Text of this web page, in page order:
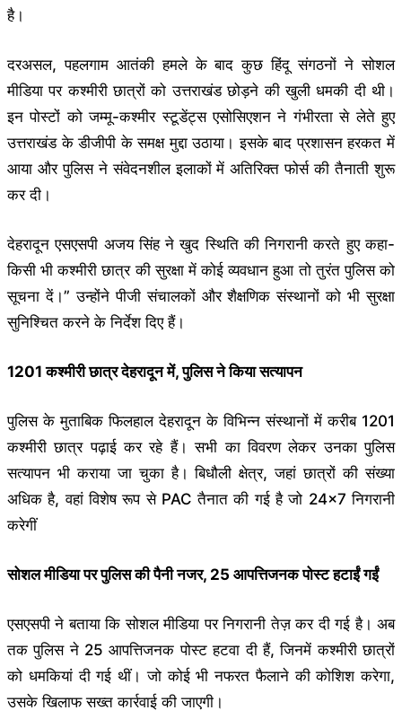
है।
दरअसल, पहलगाम आतंकी हमले के बाद कुछ हिंदू संगठनों ने सोशल
मीडिया पर कश्मीरी छात्रों को उत्तराखंड छोड़ने की खुली धमकी दी थी।
इन पोस्टों को जम्मू-कश्मीर स्टूडेंट्स एसोसिएशन ने गंभीरता से लेते हुए
उत्तराखंड के डीजीपी के समक्ष मुद्दा उठाया। इसके बाद प्रशासन हरकत में
आया और पुलिस ने संवेदनशील इलाकों में अतिरिक्त फोर्स की तैनाती शुरू
कर दी।
देहरादून एसएसपी अजय सिंह ने खुद स्थिति की निगरानी करते हुए कहा-
किसी भी कश्मीरी छात्र की सुरक्षा में कोई व्यवधान हुआ तो तुरंत पुलिस को
सूचना दें।” उन्होंने पीजी संचालकों और शैक्षणिक संस्थानों को भी सुरक्षा
सुनिश्चित करने के निर्देश दिए हैं।
1201 कश्मीरी छात्र देहरादून में, पुलिस ने किया सत्यापन
पुलिस के मुताबिक फिलहाल देहरादून के विभिन्न संस्थानों में करीब 1201
कश्मीरी छात्र पढ़ाई कर रहे हैं। सभी का विवरण लेकर उनका पुलिस
सत्यापन भी कराया जा चुका है। बिधौली क्षेत्र, जहां छात्रों की संख्या
अधिक है, वहां विशेष रूप से PAC तैनात की गई है जो 24×7 निगरानी
करेगीं
सोशल मीडिया पर पुलिस की पैनी नजर, 25 आपत्तिजनक पोस्ट हटाईं गईं
एसएसपी ने बताया कि सोशल मीडिया पर निगरानी तेज़ कर दी गई है। अब
तक पुलिस ने 25 आपत्तिजनक पोस्ट हटवा दी हैं, जिनमें कश्मीरी छात्रों
को धमकियां दी गई थीं। जो कोई भी नफरत फैलाने की कोशिश करेगा,
उसके खिलाफ सख्त कार्रवाई की जाएगी।